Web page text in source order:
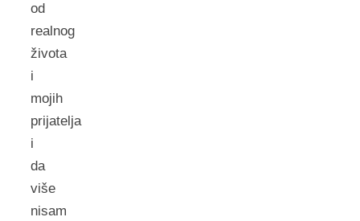
od
realnog
života
i
mojih
prijatelja
i
da
više
nisam